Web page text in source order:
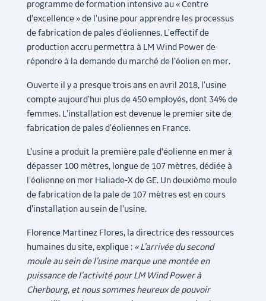
programme de formation intensive au « Centre
d'excellence » de l'usine pour apprendre les processus
de fabrication de pales d'éoliennes. L'effectif de
production accru permettra à LM Wind Power de
répondre à la demande du marché de l’éolien en mer.
Ouverte il y a presque trois ans en avril 2018, l'usine
compte aujourd'hui plus de 450 employés, dont 34% de
femmes. L'installation est devenue le premier site de
fabrication de pales d'éoliennes en France.
L’usine a produit la première pale d’éolienne en mer à
dépasser 100 mètres, longue de 107 mètres, dédiée à
l'éolienne en mer Haliade-X de GE. Un deuxième moule
de fabrication de la pale de 107 mètres est en cours
d’installation au sein de l’usine.
Florence Martinez Flores, la directrice des ressources
humaines du site, explique : « L’arrivée du second
moule au sein de l’usine marque une montée en
puissance de l’activité pour LM Wind Power à
Cherbourg, et nous sommes heureux de pouvoir